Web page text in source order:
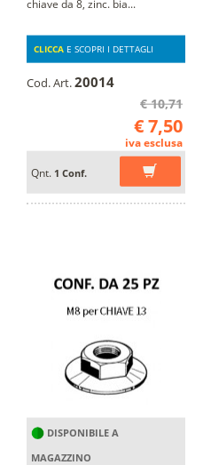
chiave da 8, zinc. bia...
CLICCA E SCOPRI I DETTAGLI
Cod. Art.20014
€ 10,71
€ 7,50
iva esclusa
Qnt. 1 Conf.
DISPONIBILE A
MAGAZZINO